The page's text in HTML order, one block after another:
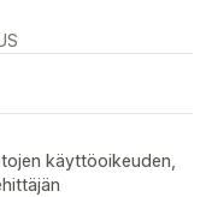
käyttöoikeuden,